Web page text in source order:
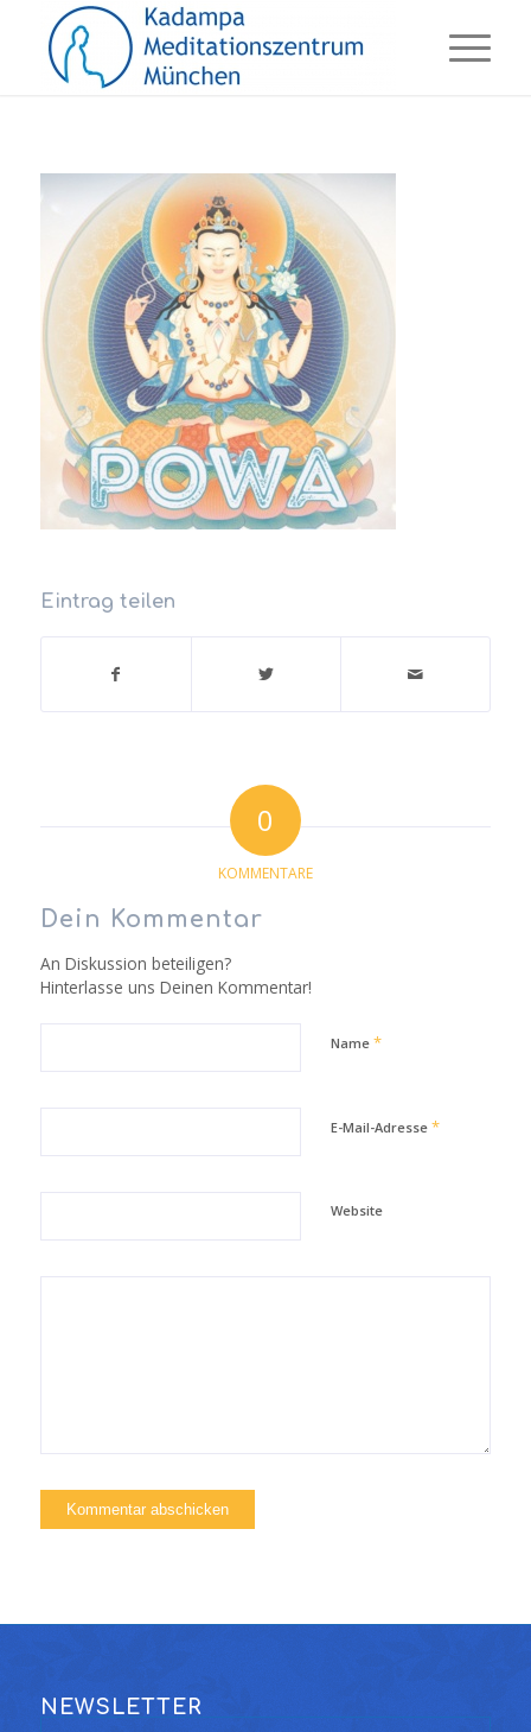
Eintrag teilen
0
KOMMENTARE
Dein Kommentar
An Diskussion beteiligen?
Hinterlasse uns Deinen Kommentar!
Name *
E-Mail-Adresse *
Website
NEWSLETTER